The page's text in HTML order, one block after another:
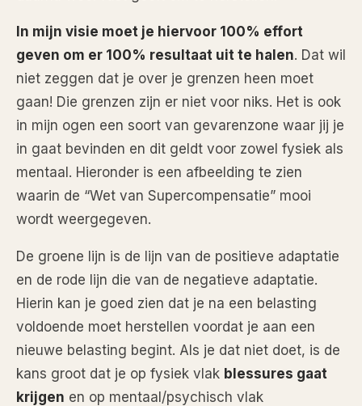
In mijn visie moet je hiervoor 100% effort
geven om er 100% resultaat uit te halen. Dat wil
niet zeggen dat je over je grenzen heen moet
gaan! Die grenzen zijn er niet voor niks. Het is ook
in mijn ogen een soort van gevarenzone waar jij je
in gaat bevinden en dit geldt voor zowel fysiek als
mentaal. Hieronder is een afbeelding te zien
waarin de “Wet van Supercompensatie” mooi
wordt weergegeven.
De groene lijn is de lijn van de positieve adaptatie
en de rode lijn die van de negatieve adaptatie.
Hierin kan je goed zien dat je na een belasting
voldoende moet herstellen voordat je aan een
nieuwe belasting begint. Als je dat niet doet, is de
kans groot dat je op fysiek vlak blessures gaat
krijgen en op mentaal/psychisch vlak